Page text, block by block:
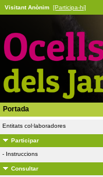
Visitant Anònim [Participa-hi]
Portada
Entitats col·laboradores
Participar
- Instruccions
Consultar